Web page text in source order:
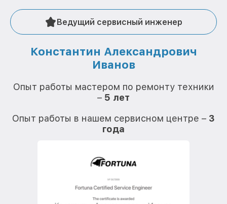
Ведущий сервисный инженер
Константин Александрович
Иванов
Опыт работы мастером по ремонту техники
– 5 лет
Опыт работы в нашем сервисном центре – 3
года